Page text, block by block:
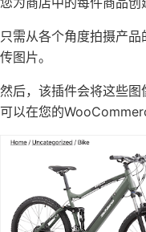
只需从各个角度拍摄产
传图片。
然后，该插件会将这些
可以在您的